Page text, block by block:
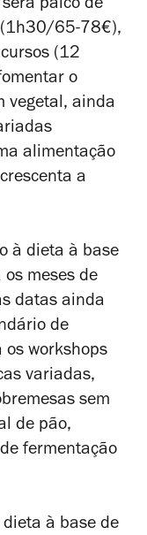
palco de
65-78€),
(12
o
vegetal, ainda
alimentação
a
à dieta à base
meses de
datas ainda
de
os workshops
variadas,
sem
de pão,
fermentação
à base de